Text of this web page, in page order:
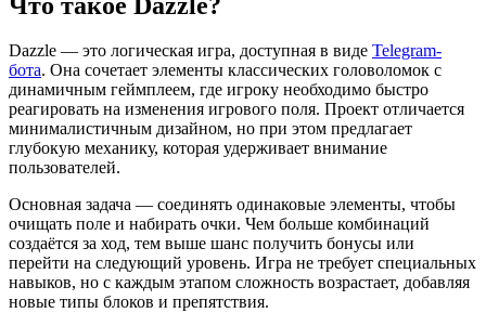
Dazzle — это логическая игра, доступная в виде Telegram-
бота. Она сочетает элементы классических головоломок с
динамичным геймплеем, где игроку необходимо быстро
реагировать на изменения игрового поля. Проект отличается
минималистичным дизайном, но при этом предлагает
глубокую механику, которая удерживает внимание
пользователей.
Основная задача — соединять одинаковые элементы, чтобы
очищать поле и набирать очки. Чем больше комбинаций
создаётся за ход, тем выше шанс получить бонусы или
перейти на следующий уровень. Игра не требует специальных
навыков, но с каждым этапом сложность возрастает, добавляя
новые типы блоков и препятствия.